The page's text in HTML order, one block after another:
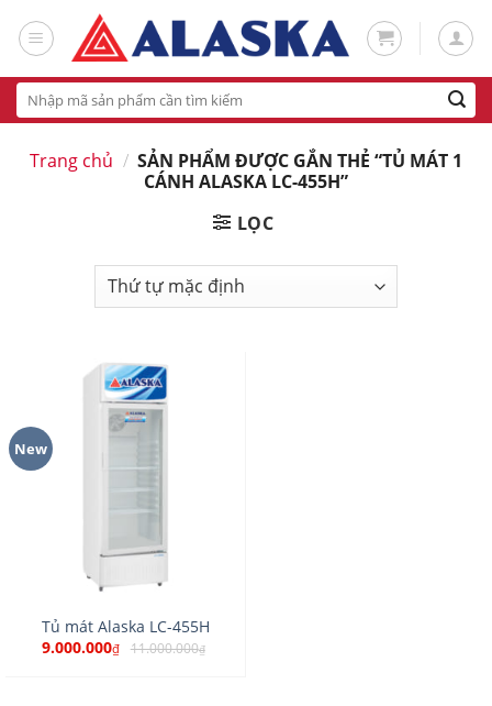
Tìm
kiếm:
Trang chủ / SẢN PHẨM ĐƯỢC GẮN THẺ “TỦ MÁT 1
CÁNH ALASKA LC-455H”
LỌC
New
Tủ mát Alaska LC-455H
9.000.000₫ 11.000.000₫